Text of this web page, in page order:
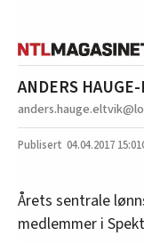
ANDERS
04.04.2017 15:01
Årets sentrale
medlemmer i